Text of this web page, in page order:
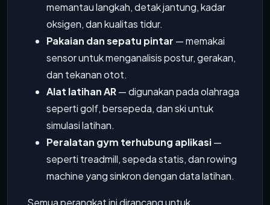
memantau langkah, detak jantung, kadar
oksigen, dan kualitas tidur.
Pakaian dan sepatu pintar — memakai
sensor untuk menganalisis postur, gerakan,
dan tekanan otot.
Alat latihan AR— digunakan pada olahraga
seperti golf, bersepeda, dan ski untuk
simulasi latihan.
Peralatan gym terhubung aplikasi—
seperti treadmill, sepeda statis, dan rowing
machine yang sinkron dengan data latihan.
Semua perangkat ini dirancang untuk